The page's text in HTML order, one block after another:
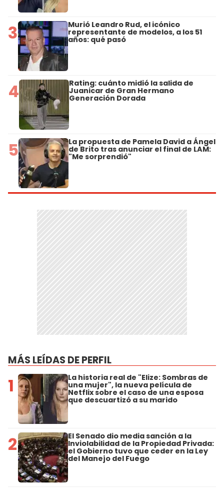
3 Murió Leandro Rud, el icónico
representante de modelos, a los 51
años: qué pasó
4 Rating: cuánto midió la salida de
Juanicar de Gran Hermano
Generación Dorada
5 La propuesta de Pamela David a Ángel
de Brito tras anunciar el final de LAM:
"Me sorprendió"
MÁS LEÍDAS DE PERFIL
1 La historia real de "Elize: Sombras de
una mujer", la nueva película de
Netflix sobre el caso de una esposa
que descuartizó a su marido
2 El Senado dio media sanción a la
Inviolabilidad de la Propiedad Privada:
el Gobierno tuvo que ceder en la Ley
del Manejo del Fuego